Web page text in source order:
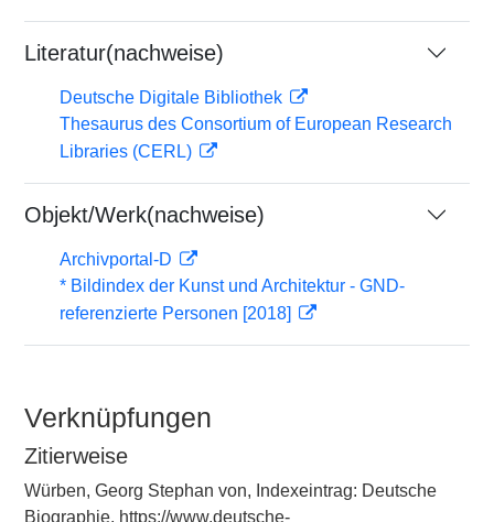
Literatur(nachweise)
Deutsche Digitale Bibliothek
Thesaurus des Consortium of European Research
Libraries (CERL)
Objekt/Werk(nachweise)
Archivportal-D
* Bildindex der Kunst und Architektur - GND-
referenzierte Personen [2018]
Verknüpfungen
Zitierweise
Würben, Georg Stephan von, Indexeintrag: Deutsche
Biographie, https://www.deutsche-